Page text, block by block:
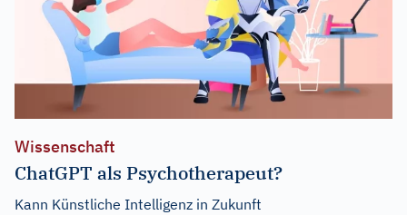
Wissenschaft
ChatGPT als Psychotherapeut?
Kann Künstliche Intelligenz in Zukunft